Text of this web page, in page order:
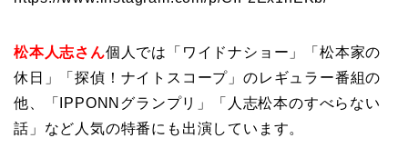
松本人志さん個人では「ワイドナショー」「松本家の
休日」「探偵！ナイトスコープ」のレギュラー番組の
他、「IPPONNグランプリ」「人志松本のすべらない
話」など人気の特番にも出演しています。